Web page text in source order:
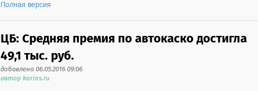
Полная версия
ЦБ: Средняя премия по автокаско достигла
49,1 тыс. руб.
добавлено 06.05.2016 09:06
автор korins.ru